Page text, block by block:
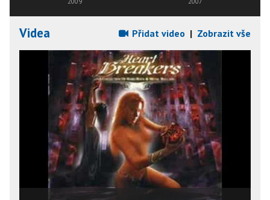
Videa Přidat video | Zobrazit vše